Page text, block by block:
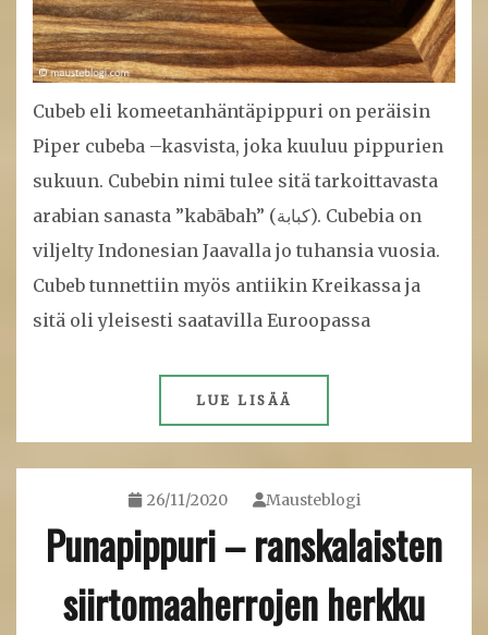
Cubeb eli komeetanhäntäpippuri on peräisin
Piper cubeba –kasvista, joka kuuluu pippurien
sukuun. Cubebin nimi tulee sitä tarkoittavasta
arabian sanasta ”kabābah” (كبابة). Cubebia on
viljelty Indonesian Jaavalla jo tuhansia vuosia.
Cubeb tunnettiin myös antiikin Kreikassa ja
sitä oli yleisesti saatavilla Euroopassa
LUE LISÄÄ
26/11/2020 Mausteblogi
Punapippuri – ranskalaisten
siirtomaaherrojen herkku